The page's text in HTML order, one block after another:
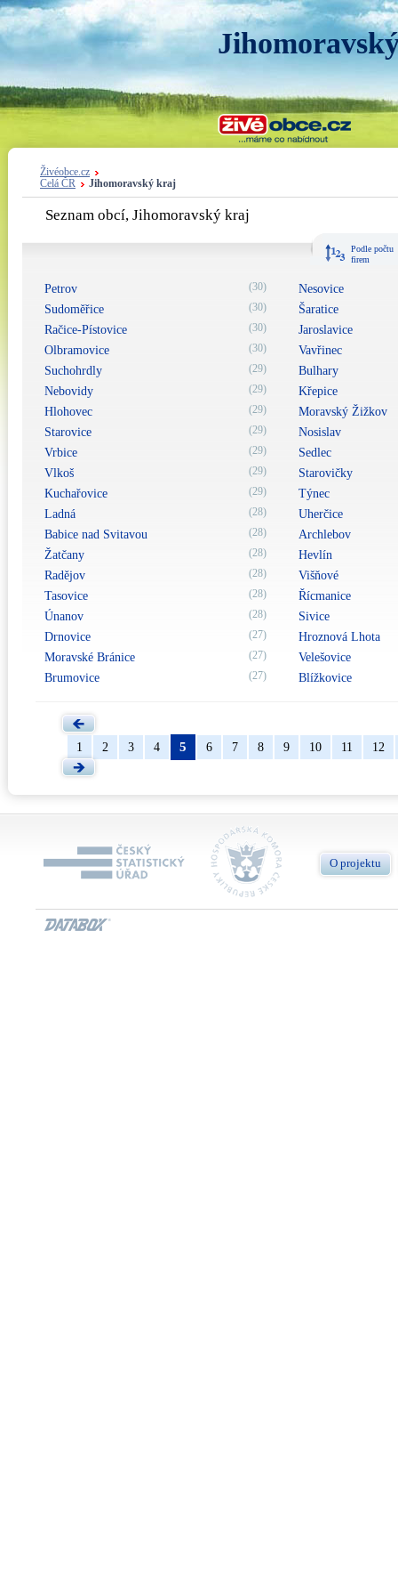
Živéobce.cz
Celá ČR
Jihomoravský kraj
Seznam obcí, Jihomoravský kraj
Podle počtu
firem
Petrov (30)
Sudoměřice (30)
Račice-Pístovice (30)
Olbramovice (30)
Suchohrdly (29)
Nebovidy (29)
Hlohovec (29)
Starovice (29)
Vrbice (29)
Vlkoš (29)
Kuchařovice (29)
Ladná (28)
Babice nad Svitavou (28)
Žatčany (28)
Radějov (28)
Tasovice (28)
Únanov (28)
Drnovice (27)
Moravské Bránice (27)
Brumovice (27)
Nesovice
Šaratice
Jaroslavice
Vavřinec
Bulhary
Křepice
Moravský Žižkov
Nosislav
Sedlec
Starovičky
Týnec
Uherčice
Archlebov
Hevlín
Višňové
Řícmanice
Sivice
Hroznová Lhota
Velešovice
Blížkovice
1 2 3 4 5 6 7 8 9 10 11 12
O projektu